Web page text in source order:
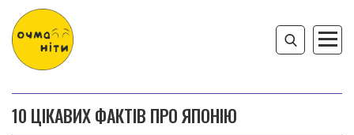
10 ЦІКАВИХ ФАКТІВ ПРО ЯПОНІЮ